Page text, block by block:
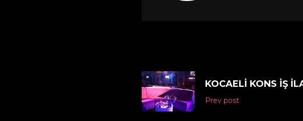
KOCAELI KONS IŞ
Prev post